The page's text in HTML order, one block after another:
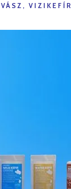
VIZIKEFÍR